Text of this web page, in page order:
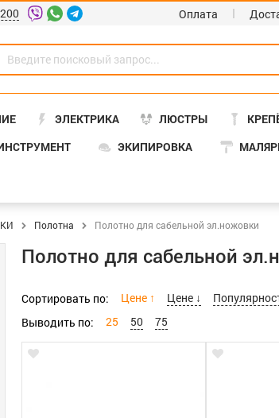
Оплата
ЭЛЕКТРИКА ЛЮСТРЫ
ЭКИПИРОВКА
Полотна Полотно для сабельной эл.ножовки
Полотно для сабельной
Сортировать по: Цене ↑ Цене ↓
Выводить по:
25 50 75